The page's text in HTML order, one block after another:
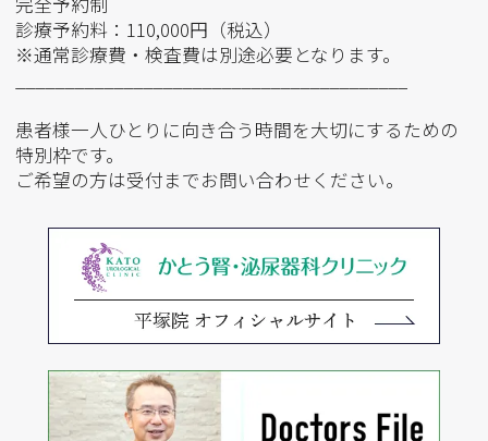
診療予約料：110,000円（税込）
※通常診療費・検査費は別途必要となります。
患者様一人ひとりに向き合う時間を大切にするための
特別枠です。
ご希望の方は受付までお問い合わせください。